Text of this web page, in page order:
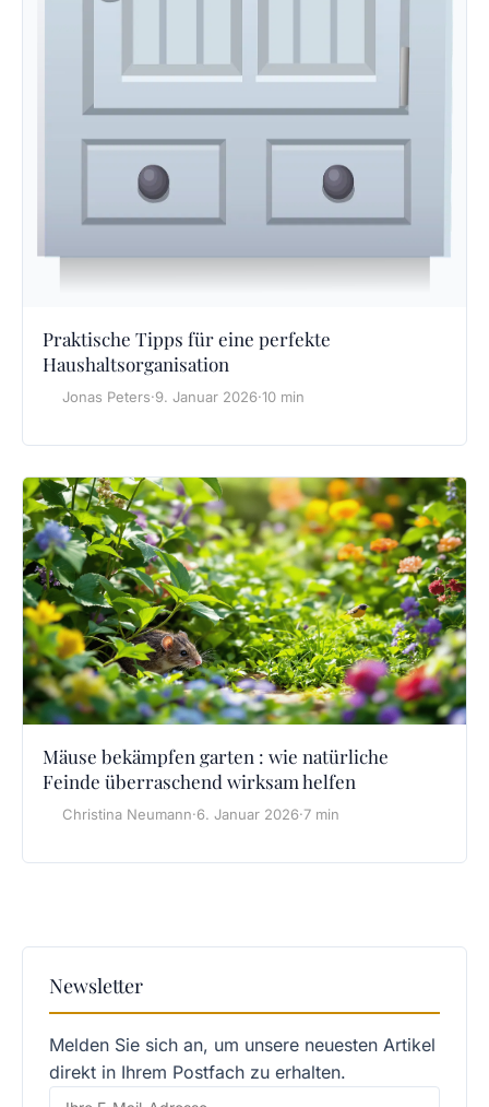
Praktische Tipps für eine perfekte
Haushaltsorganisation
Jonas Peters·9. Januar 2026·10 min
Mäuse bekämpfen garten : wie natürliche
Feinde überraschend wirksam helfen
Christina Neumann·6. Januar 2026·7 min
Newsletter
Melden Sie sich an, um unsere neuesten Artikel
direkt in Ihrem Postfach zu erhalten.